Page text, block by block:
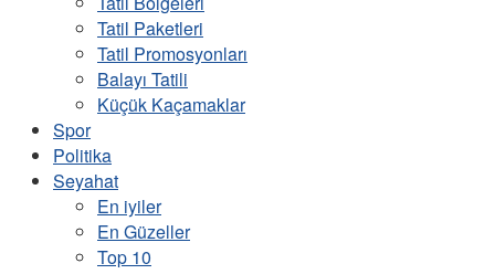
Tatil Paketleri
Tatil Promosyonları
Balayı Tatili
Küçük Kaçamaklar
Spor
Politika
Seyahat
En iyiler
En Güzeller
Top 10